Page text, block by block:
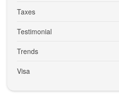
Taxes
Testimonial
Trends
Visa